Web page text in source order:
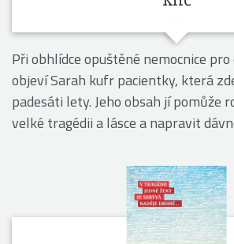
Při obhlídce opuštěné nemocnice
objeví Sarah kufr pacientky, která
padesáti lety. Jeho obsah jí pomůže
velké tragédii a lásce a napravit